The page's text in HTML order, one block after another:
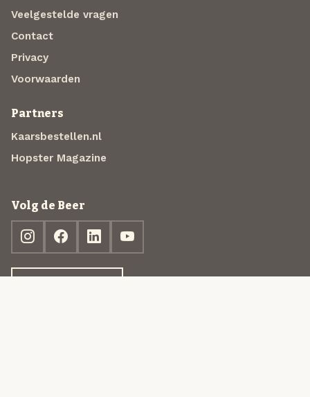
Veelgestelde vragen
Contact
Privacy
Voorwaarden
Partners
Kaarsbestellen.nl
Hopster Magazine
Volg de Beer